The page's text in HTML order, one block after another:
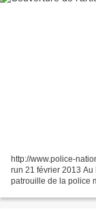
http://www.police-
run 21 février 2013 Au
patrouille de la police